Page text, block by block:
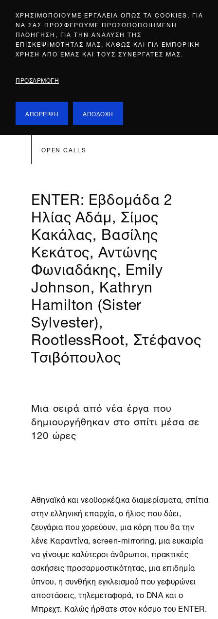
ΧΡΗΣΙΜΟΠΟΙΟΥΜΕ ΕΡΓΑΛΕΙΑ ΟΠΩΣ ΤΑ COOKIES, ΓΙΑ
ΝΑ ΣΑΣ ΠΡΟΣΦΕΡΟΥΜΕ ΠΡΟΣΩΠΟΠΟΙΗΜΕΝΗ
ΠΛΟΗΓΗΣΗ, ΓΙΑ ΤΗΝ ΑΝΑΛΥΣΗ ΤΗΣ
ΕΠΙΣΚΕΨΙΜΟΤΗΤΑΣ ΜΑΣ, ΚΑΘΩΣ ΚΑΙ ΓΙΑ ΕΜΠΟΡΙΚΗ
ΧΡΗΣΗ ΑΠΟ ΕΜΑΣ ΚΑΙ ΤΟΥΣ ΣΥΝΕΡΓΑΤΕΣ ΜΑΣ.
ΠΡΟΣΑΡΜΟΓΗ
ΑΠΟΡΡΙΨΗ ΑΠΟΔΟΧΗ
OPEN CALLS
ENTER: Εβδομάδα 2
Ηλίας Αδάμ, Σίμος
Κακάλας, Βασίλης
Κεκάτος, Αντώνης
Φωνιαδάκης, Emily
Johnson, Kathryn
Hamilton (Sister
Sylvester),
RootlessRoot, Στέφανος
Τσιβόπουλος
Mια σειρά από νέα έργα που
δημιουργήθηκαν στο σπίτι μέσα σε
120 ώρες
Αθηναϊκά και νεοϋορκέζικα διαμερίσματα, σπίτια
στην ελληνική επαρχία, ο ήλιος που δύει,
ζευγάρια που χορεύουν, μια κόρη που θα την
λένε Καραντίνα, screen-mirroring, μια ευκαιρία
να γίνουμε καλύτεροι άνθρωποι, πρακτικές
ασκήσεις προσαρμοστικότητας, μια επιδημία
ύπνου, η συνθήκη εγκλεισμού που γεφυρώνει
αποστάσεις, τηλεμεταφορά, το DNA και ο
Μπρεχτ. Καλώς ήρθατε στον κόσμο του ENTER.